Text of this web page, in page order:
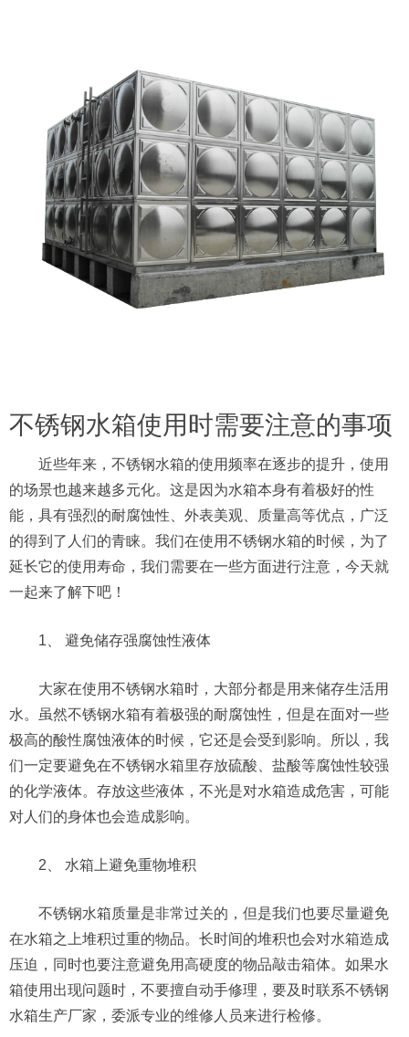
不锈钢水箱使用时需要注意的事项
近些年来，不锈钢水箱的使用频率在逐步的提升，使用
的场景也越来越多元化。这是因为水箱本身有着极好的性
能，具有强烈的耐腐蚀性、外表美观、质量高等优点，广泛
的得到了人们的青睐。我们在使用不锈钢水箱的时候，为了
延长它的使用寿命，我们需要在一些方面进行注意，今天就
一起来了解下吧！
1、 避免储存强腐蚀性液体
大家在使用不锈钢水箱时，大部分都是用来储存生活用
水。虽然不锈钢水箱有着极强的耐腐蚀性，但是在面对一些
极高的酸性腐蚀液体的时候，它还是会受到影响。所以，我
们一定要避免在不锈钢水箱里存放硫酸、盐酸等腐蚀性较强
的化学液体。存放这些液体，不光是对水箱造成危害，可能
对人们的身体也会造成影响。
2、 水箱上避免重物堆积
不锈钢水箱质量是非常过关的，但是我们也要尽量避免
在水箱之上堆积过重的物品。长时间的堆积也会对水箱造成
压迫，同时也要注意避免用高硬度的物品敲击箱体。如果水
箱使用出现问题时，不要擅自动手修理，要及时联系不锈钢
水箱生产厂家，委派专业的维修人员来进行检修。